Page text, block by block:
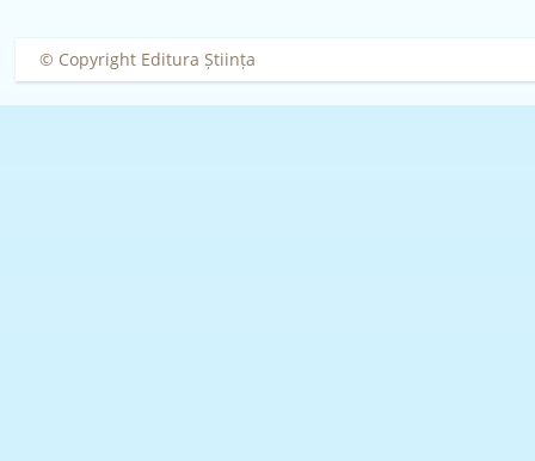
© Copyright Editura Știința